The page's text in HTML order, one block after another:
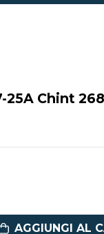
25A Chint
AGGIUNGI AL